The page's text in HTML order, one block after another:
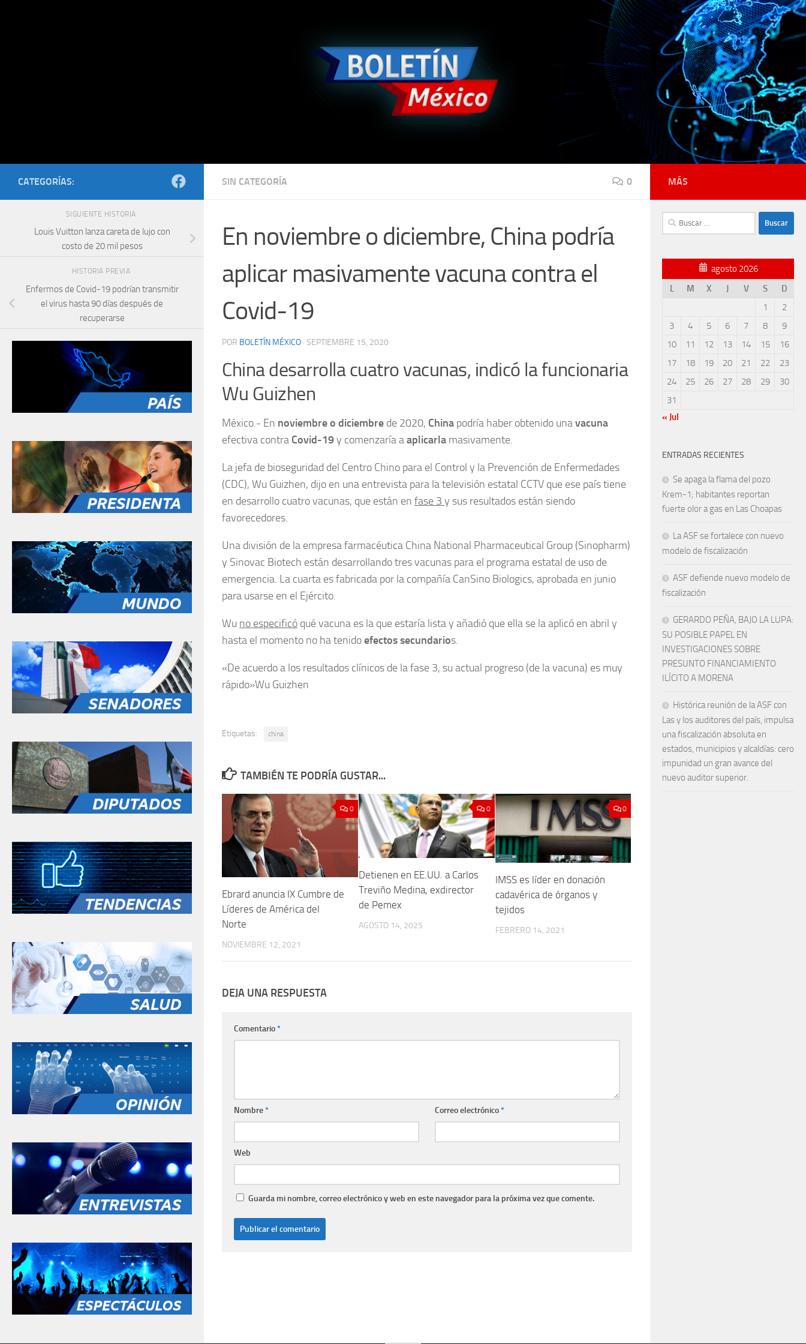
SIN CATEGORÍA 0
En noviembre o diciembre, China podría
aplicar masivamente vacuna contra el
Covid-19
POR BOLETÍN MÉXICO · SEPTIEMBRE 15, 2020
China desarrolla cuatro vacunas, indicó la funcionaria
Wu Guizhen
México.- En noviembre o diciembre de 2020, China podría haber obtenido unavacuna
efectiva contra Covid-19y comenzaría aaplicarla masivamente.
La jefa de bioseguridad del Centro Chino para el Control y la Prevención de Enfermedades
(CDC), Wu Guizhen, dijo en una entrevista para la televisión estatal CCTV que ese país tiene
en desarrollo cuatro vacunas, que están en fase 3 y sus resultados están siendo
favorecedores.
Una división de la empresa farmacéutica China National Pharmaceutical Group (Sinopharm)
y Sinovac Biotech están desarrollando tres vacunas para el programa estatal de uso de
emergencia. La cuarta es fabricada por la compañía CanSino Biologics, aprobada en junio
para usarse en el Ejército.
Wu no especificó qué vacuna es la que estaría lista y añadió que ella se la aplicó en abril y
hasta el momento no ha tenidoefectos secundarios.
«De acuerdo a los resultados clínicos de la fase 3, su actual progreso (de la vacuna) es muy
rápido»Wu Guizhen
Etiquetas: china
TAMBIÉN TE PODRÍA GUSTAR...
0
Ebrard anuncia IX Cumbre de
Líderes de América del
Norte
NOVIEMBRE 12, 2021
0
Detienen en EE.UU. a Carlos
Treviño Medina, exdirector
de Pemex
AGOSTO 14, 2025
0
IMSS es líder en donación
cadavérica de órganos y
tejidos
FEBRERO 14, 2021
DEJA UNA RESPUESTA
Comentario*
Nombre* Correo electrónico*
Web
Guarda mi nombre, correo electrónico y web en este navegador para la próxima vez que comente.
CATEGORÍAS:
SIGUIENTE HISTORIA
Louis Vuitton lanza careta de lujo con
costo de 20 mil pesos
HISTORIA PREVIA
Enfermos de Covid-19 podrían transmitir
el virus hasta 90 días después de
recuperarse
MÁS
Buscar:
agosto 2026
L
M X J V S
D
1
2
3
4 5 6 7 8
9
10
11 12 13 14 15
16
17
18 19 20 21 22
23
24
25 26 27 28 29
30
31
« Jul
ENTRADAS RECIENTES
Se apaga la flama del pozo
Krem-1; habitantes reportan
fuerte olor a gas en Las Choapas
La ASF se fortalece con nuevo
modelo de fiscalización
ASF defiende nuevo modelo de
fiscalización
GERARDO PEÑA, BAJO LA LUPA:
SU POSIBLE PAPEL EN
INVESTIGACIONES SOBRE
PRESUNTO FINANCIAMIENTO
ILÍCITO A MORENA
Histórica reunión de la ASF con
Las y los auditores del país, impulsa
una fiscalización absoluta en
estados, municipios y alcaldías: cero
impunidad un gran avance del
nuevo auditor superior.